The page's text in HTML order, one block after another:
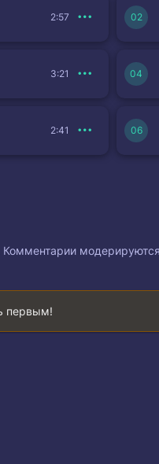
2:57
3:21
2:41
модерируются
первым!